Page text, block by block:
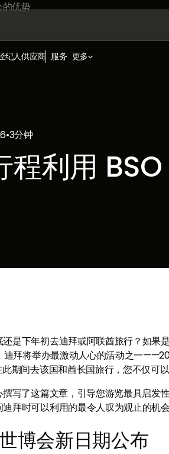
纪人供应商 服务 更多
•3分钟
程利用
是下年初去迪拜或阿联酋旅行？如果
迪拜将举办最激动人心的活动之一
期间去该国和酋长国旅行，您不仅可
撰写了这篇文章，引导您游览最具启
拜时可以利用的最令人叹为观止的机
博会新日期公布